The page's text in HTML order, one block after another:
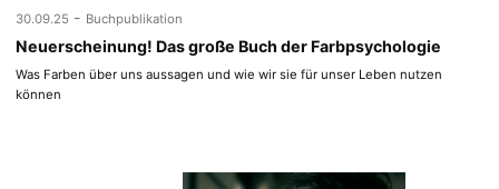
30.09.25 - Buchpublikation
Neuerscheinung! Das große Buch der Farbpsychologie
Was Farben über uns aussagen und wie wir sie für unser Leben nutzen
können